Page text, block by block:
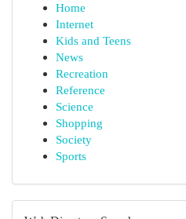
Home
Internet
Kids and Teens
News
Recreation
Reference
Science
Shopping
Society
Sports